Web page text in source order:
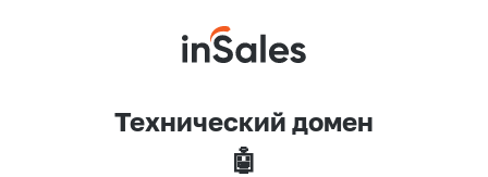
Технический домен
🤖